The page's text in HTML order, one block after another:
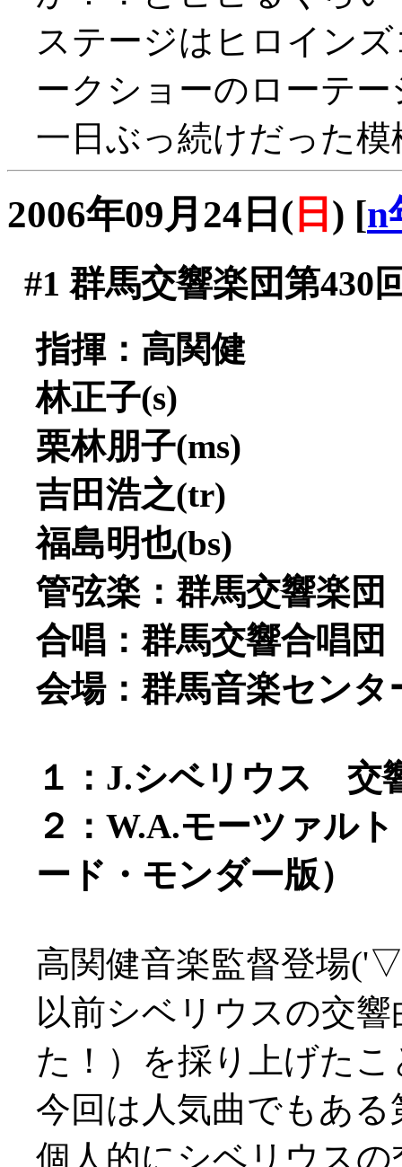
ステージはヒロイン
ークショーのローテ
一日ぶっ続けだった模
2006年09月24日( 日 ) [n
#1 群馬交響楽団第430
指揮：高関健
林正子(s)
栗林朋子(ms)
吉田浩之(tr)
福島明也(bs)
管弦楽：群馬交響楽団
合唱：群馬交響合唱団
会場：群馬音楽センタ
１：J.シベリウス 交
２：W.A.モーツァル
ード・モンダー版）
高関健音楽監督登場
以前シベリウスの交
た！）を採り上げた
今回は人気曲でもあ
個人的にシベリウス